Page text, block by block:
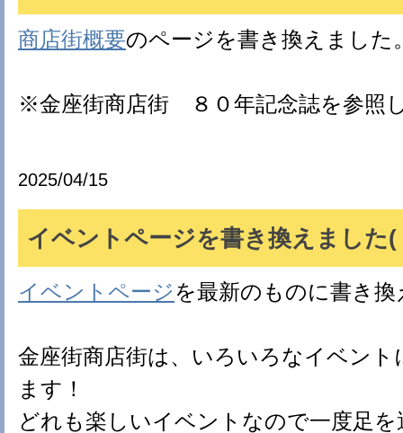
商店街概要のページを書き換えました
※金座街商店街 ８０年記念誌を参照
2025/04/15
イベントページを書き換えました
イベントページを最新のものに書き
金座街商店街は、いろいろなイベン
ます！
どれも楽しいイベントなので一度足